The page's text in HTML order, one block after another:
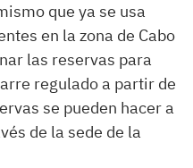
que ya se usa
en la zona de Cabo
las reservas para
regulado a partir de
se pueden hacer a
de la sede de la